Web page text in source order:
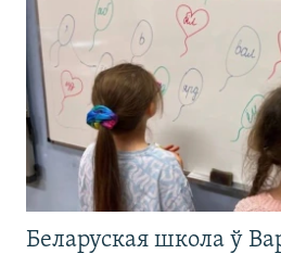
Беларуская школа ў